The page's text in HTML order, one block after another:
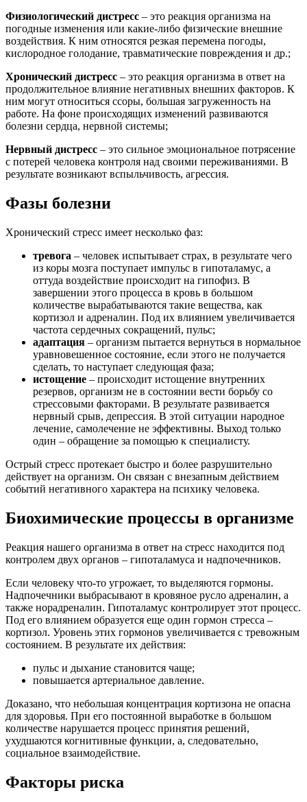
Физиологический дистресс – это реакция организма на
погодные изменения или какие-либо физические внешние
воздействия. К ним относятся резкая перемена погоды,
кислородное голодание, травматические повреждения и др.;
Хронический дистресс – это реакция организма в ответ на
продолжительное влияние негативных внешних факторов. К
ним могут относиться ссоры, большая загруженность на
работе. На фоне происходящих изменений развиваются
болезни сердца, нервной системы;
Нервный дистресс – это сильное эмоциональное потрясение
с потерей человека контроля над своими переживаниями. В
результате возникают вспыльчивость, агрессия.
Фазы болезни
Хронический стресс имеет несколько фаз:
тревога – человек испытывает страх, в результате чего
из коры мозга поступает импульс в гипоталамус, а
оттуда воздействие происходит на гипофиз. В
завершении этого процесса в кровь в большом
количестве вырабатываются такие вещества, как
кортизол и адреналин. Под их влиянием увеличивается
частота сердечных сокращений, пульс;
адаптация – организм пытается вернуться в нормальное
уравновешенное состояние, если этого не получается
сделать, то наступает следующая фаза;
истощение – происходит истощение внутренних
резервов, организм не в состоянии вести борьбу со
стрессовыми факторами. В результате развивается
нервный срыв, депрессия. В этой ситуации народное
лечение, самолечение не эффективны. Выход только
один – обращение за помощью к специалисту.
Острый стресс протекает быстро и более разрушительно
действует на организм. Он связан с внезапным действием
событий негативного характера на психику человека.
Биохимические процессы в организме
Реакция нашего организма в ответ на стресс находится под
контролем двух органов – гипоталамуса и надпочечников.
Если человеку что-то угрожает, то выделяются гормоны.
Надпочечники выбрасывают в кровяное русло адреналин, а
также норадреналин. Гипоталамус контролирует этот процесс.
Под его влиянием образуется еще один гормон стресса –
кортизол. Уровень этих гормонов увеличивается с тревожным
состоянием. В результате их действия:
пульс и дыхание становится чаще;
повышается артериальное давление.
Доказано, что небольшая концентрация кортизона не опасна
для здоровья. При его постоянной выработке в большом
количестве нарушается процесс принятия решений,
ухудшаются когнитивные функции, а, следовательно,
социальное взаимодействие.
Факторы риска